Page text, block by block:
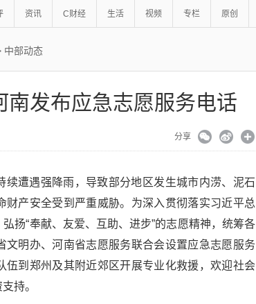
资讯 C财经 生活 视频 专栏 原创
中部动态
南发布应急志愿服务电话
分享
续遭遇强降雨，导致部分地区发生城市内涝、泥石
产安全受到严重威胁。为深入贯彻落实习近平总
扬“奉献、友爱、互助、进步”的志愿精神，统筹各
文明办、河南省志愿服务联合会设置应急志愿服务
伍到郑州及其附近郊区开展专业化救援，欢迎社会
持。